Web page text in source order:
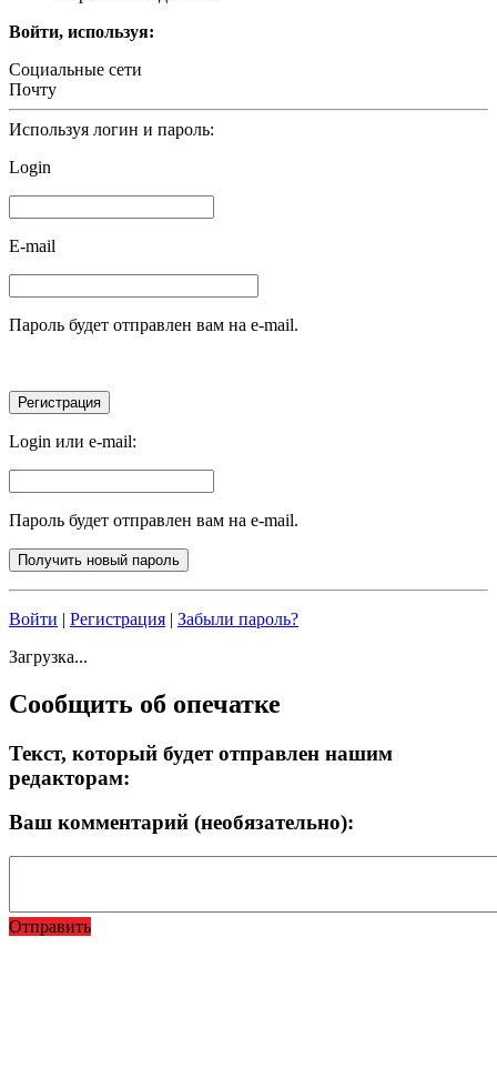
Войти, используя:
Социальные сети
Почту
Используя логин и пароль:
Login
E-mail
Пароль будет отправлен вам на e-mail.
Login или e-mail:
Пароль будет отправлен вам на e-mail.
Войти | Регистрация | Забыли пароль?
Загрузка...
Сообщить об опечатке
Текст, который будет отправлен нашим
редакторам:
Ваш комментарий (необязательно):
Отправить